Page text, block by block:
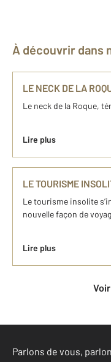
À découvrir
LE NECK DE LA
Le neck de la Roque,
Lire plus
LE TOURISME
Le tourisme insolite
nouvelle façon de
Lire plus
Parlons de vous,